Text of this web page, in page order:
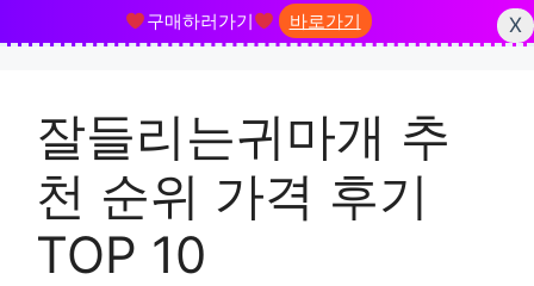
구매하러가기 바로가기
X
content잘들리는귀마개 추
천 순위 가격 후기
TOP 10